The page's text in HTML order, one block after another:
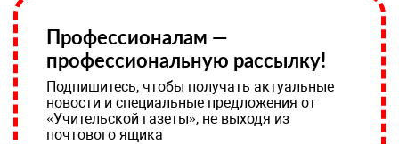
Профессионалам —
профессиональную рассылку!
Подпишитесь, чтобы получать актуальные
новости и специальные предложения от
«Учительской газеты», не выходя из
почтового ящика